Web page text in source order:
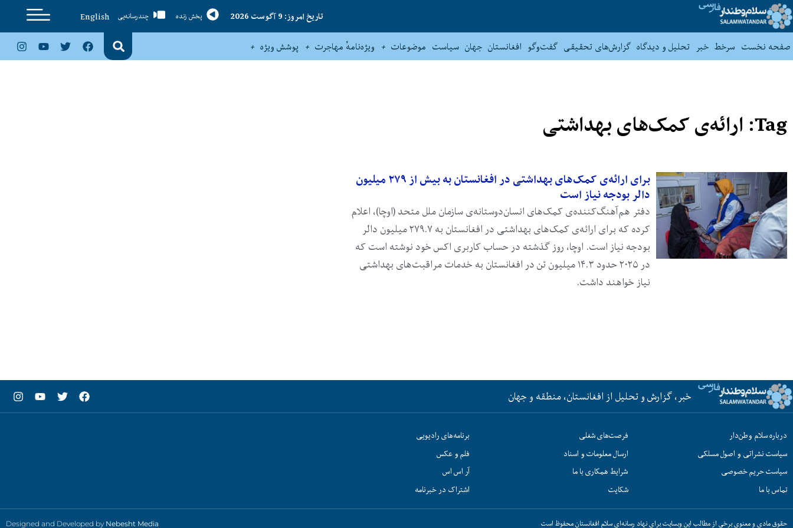
تاریخ امروز: 9 آگوست 2026 پخش زنده چندرسانه‌یی
English
صفحه نخست سرخط خبر تحلیل و دیدگاه گزارش‌های تحقیقی گفت‌وگو افغانستان جهان سیاست موضوعات ویژه‌نامهٔ مهاجرت پوشش ویژه
Tag: ارائه‌ی کمک‌های بهداشتی
برای ارائه‌ی کمک‌های بهداشتی در افغانستان به بیش از ۲۷۹ میلیون
دالر بودجه نیاز است
دفتر هم‌آهنگ‌کننده‌ی کمک‌های انسان‌دوستانه‌‌ی سازمان ملل متحد (اوچا)، اعلام
کرده که برای ارائه‌ی کمک‌های بهداشتی در افغانستان به ۲۷۹.۷ میلیون دالر
بودجه نیاز است. اوچا، روز گذشته در حساب کاربری اکس خود نوشته است که
در ۲۰۲۵ حدود ۱۴.۳ میلیون تن در افغانستان به خدمات مراقبت‌های بهداشتی
نیاز خواهند داشت.
خبر، گزارش و تحلیل از افغانستان، منطقه و جهان
درباره سلام وطن‌دار
سیاست نشراتی و اصول مسلکی
سیاست حریم خصوصی
تماس با ما
فرصت‌های شغلی
ارسال معلومات و اسناد
شرایط همکاری با ما
شکایت
برنامه‌های رادیویی
فلم و عکس
آر اس اس
اشتراک در خبرنامه
حقوق مادی و معنوی برخی از مطالب این وبسایت برای نهاد رسانه‌ای سلام افغانستان محفوظ است Designed and Developed by Nebesht Media